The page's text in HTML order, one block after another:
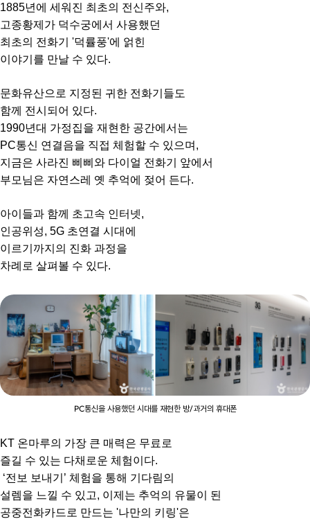
1885년에 세워진 최초의 전신주와,
고종황제가 덕수궁에서 사용했던
최초의 전화기 '덕률풍'에 얽힌
이야기를 만날 수 있다.
문화유산으로 지정된 귀한 전화기들도
함께 전시되어 있다.
1990년대 가정집을 재현한 공간에서는
PC통신 연결음을 직접 체험할 수 있으며,
지금은 사라진 삐삐와 다이얼 전화기 앞에서
부모님은 자연스레 옛 추억에 젖어 든다.
아이들과 함께 초고속 인터넷,
인공위성, 5G 초연결 시대에
이르기까지의 진화 과정을
차례로 살펴볼 수 있다.
PC통신을 사용했던 시대를 재현한 방/과거의 휴대폰
KT 온마루의 가장 큰 매력은 무료로
즐길 수 있는 다채로운 체험이다.
‘전보 보내기’ 체험을 통해 기다림의
설렘을 느낄 수 있고, 이제는 추억의 유물이 된
공중전화카드로 만드는 '나만의 키링'은